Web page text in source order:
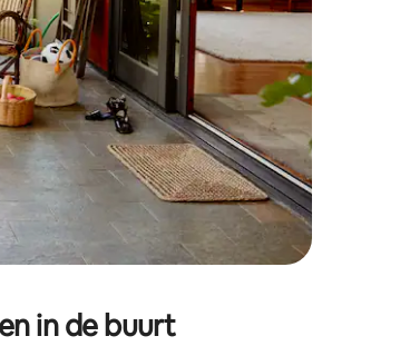
in de buurt